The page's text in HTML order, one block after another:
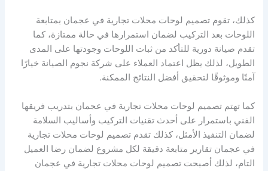
كذلك، تقوم تصميم لوحات محلات تجارية في عجمان بمتابعة
اللوحات بعد التركيب لضمان استمرارها في حالة ممتازة، كما
تقدم صيانة دورية للتأكد من ثبات اللوحات وجودتها على المدى
الطويل، لذلك يظل اعتماد العملاء على شركة نجوم الصيانة خيارًا
آمنًا وموثوقًا لتحقيق أفضل النتائج الممكنة.
كما تهتم تصميم لوحات محلات تجارية في عجمان بتدريب فريقها
الفني باستمرار على أحدث تقنيات التركيب وأساليب السلامة
لضمان التنفيذ الأمثل، كذلك تقدم تصميم لوحات محلات تجارية
في عجمان تقارير متابعة دقيقة لكل مشروع لضمان رضا العميل
التام، لذلك أصبحت تصميم لوحات محلات تجارية في عجمان